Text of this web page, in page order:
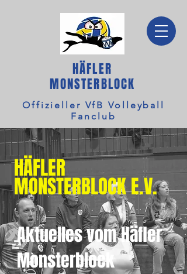
HÄFLER
MONSTERBLOCK
Offizieller VfB Volleyball
Fanclub
HÄFLER
MONSTERBLOCK E.V.
Aktuelles vom Häfler
Monsterblock